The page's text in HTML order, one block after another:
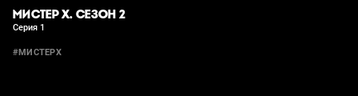
МИСТЕР Х. СЕЗОН 2
Серия 1
#МИСТЕРХ